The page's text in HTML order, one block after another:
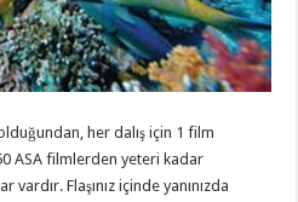
her dalış için 1 film
ASA filmlerden yeteri kadar
Flaşınız içinde yanınızda